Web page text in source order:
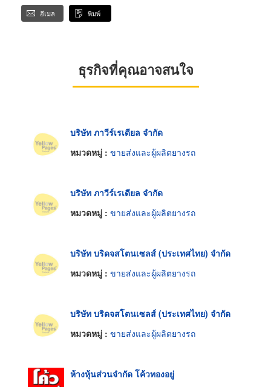
อีเมล พิมพ์
ธุรกิจที่คุณอาจสนใจ
บริษัท ภาวีร์เรเดียล จำกัด
หมวดหมู่ : ขายส่งและผู้ผลิตยางรถ
บริษัท ภาวีร์เรเดียล จำกัด
หมวดหมู่ : ขายส่งและผู้ผลิตยางรถ
บริษัท บริดจสโตนเซลส์ (ประเทศไทย) จำกัด
หมวดหมู่ : ขายส่งและผู้ผลิตยางรถ
บริษัท บริดจสโตนเซลส์ (ประเทศไทย) จำกัด
หมวดหมู่ : ขายส่งและผู้ผลิตยางรถ
ห้างหุ้นส่วนจำกัด โค้วทองอยู่